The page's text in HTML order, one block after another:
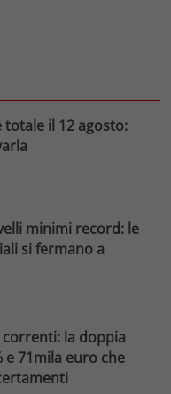
totale il 12 agosto:
minimi record: le
si fermano a
correnti: la doppia
e 71mila euro che